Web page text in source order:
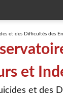
et
et des